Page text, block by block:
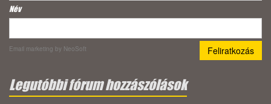
Név
Email marketing by NeoSoft
Legutóbbi fórum hozzászólások